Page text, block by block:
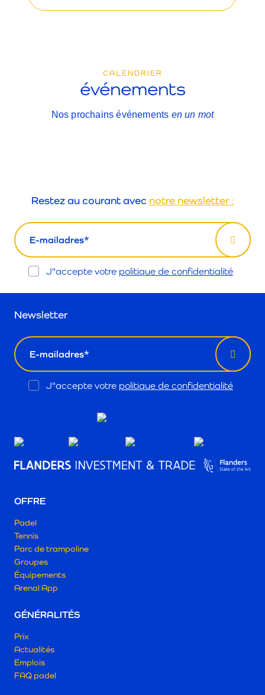
CALENDRIER
événements
Nos prochains événements en un mot
Restez au courant avec notre newsletter :
email
J"accepte votre politique de confidentialité
Newsletter
email
Opt
J"accepte votre politique de confidentialité
OFFRE
Padel
Tennis
Parc de trampoline
Groupes
Équipements
Arenal App
GÉNÉRALITÉS
Prix
Actualités
Emplois
FAQ padel